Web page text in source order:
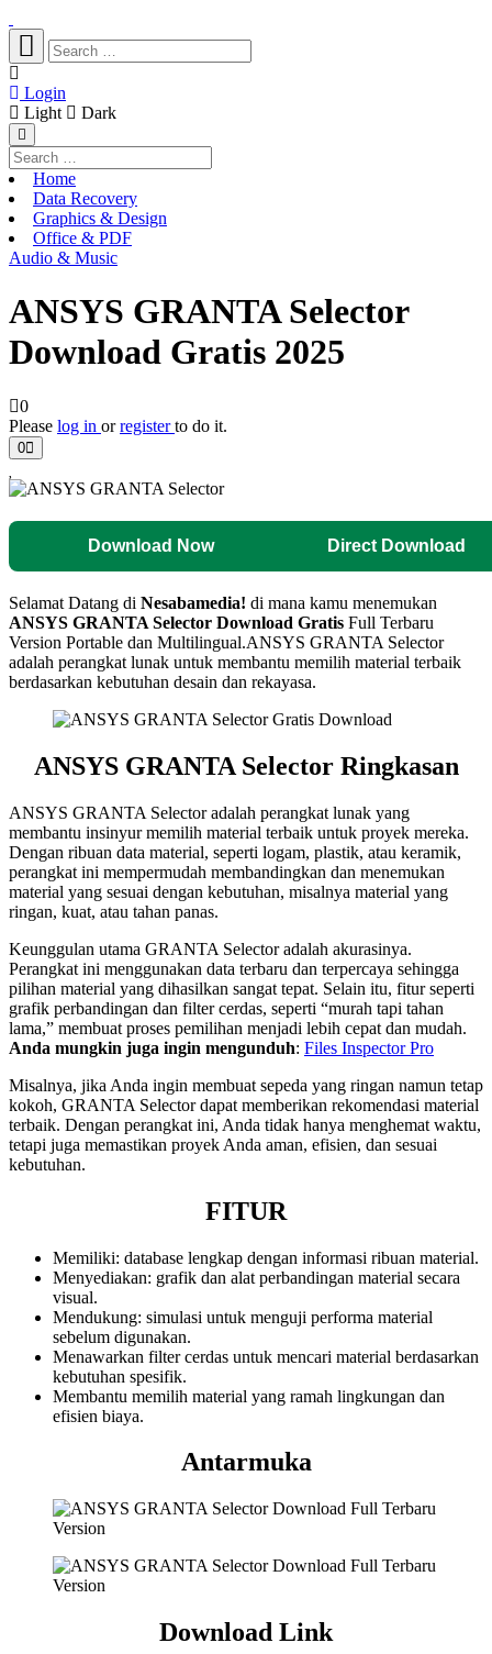
Login
Light
Dark
Home
Data Recovery
Graphics & Design
Office & PDF
Audio & Music
ANSYS GRANTA Selector
Download Gratis 2025
0
Please log in orregisterto do it.
0
Download Now Direct Download
Selamat Datang di Nesabamedia! di mana kamu menemukan
ANSYS GRANTA Selector Download Gratis Full Terbaru
Version Portable dan Multilingual.ANSYS GRANTA Selector
adalah perangkat lunak untuk membantu memilih material terbaik
berdasarkan kebutuhan desain dan rekayasa.
ANSYS GRANTA Selector Ringkasan
ANSYS GRANTA Selector adalah perangkat lunak yang
membantu insinyur memilih material terbaik untuk proyek mereka.
Dengan ribuan data material, seperti logam, plastik, atau keramik,
perangkat ini mempermudah membandingkan dan menemukan
material yang sesuai dengan kebutuhan, misalnya material yang
ringan, kuat, atau tahan panas.
Keunggulan utama GRANTA Selector adalah akurasinya.
Perangkat ini menggunakan data terbaru dan terpercaya sehingga
pilihan material yang dihasilkan sangat tepat. Selain itu, fitur seperti
grafik perbandingan dan filter cerdas, seperti “murah tapi tahan
lama,” membuat proses pemilihan menjadi lebih cepat dan mudah.
Anda mungkin juga ingin mengunduh: Files Inspector Pro
Misalnya, jika Anda ingin membuat sepeda yang ringan namun tetap
kokoh, GRANTA Selector dapat memberikan rekomendasi material
terbaik. Dengan perangkat ini, Anda tidak hanya menghemat waktu,
tetapi juga memastikan proyek Anda aman, efisien, dan sesuai
kebutuhan.
FITUR
Memiliki: database lengkap dengan informasi ribuan material.
Menyediakan: grafik dan alat perbandingan material secara
visual.
Mendukung: simulasi untuk menguji performa material
sebelum digunakan.
Menawarkan filter cerdas untuk mencari material berdasarkan
kebutuhan spesifik.
Membantu memilih material yang ramah lingkungan dan
efisien biaya.
Antarmuka
Download Link